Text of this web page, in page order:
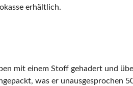
erhältlich.
mit einem Stoff gehadert und
was er